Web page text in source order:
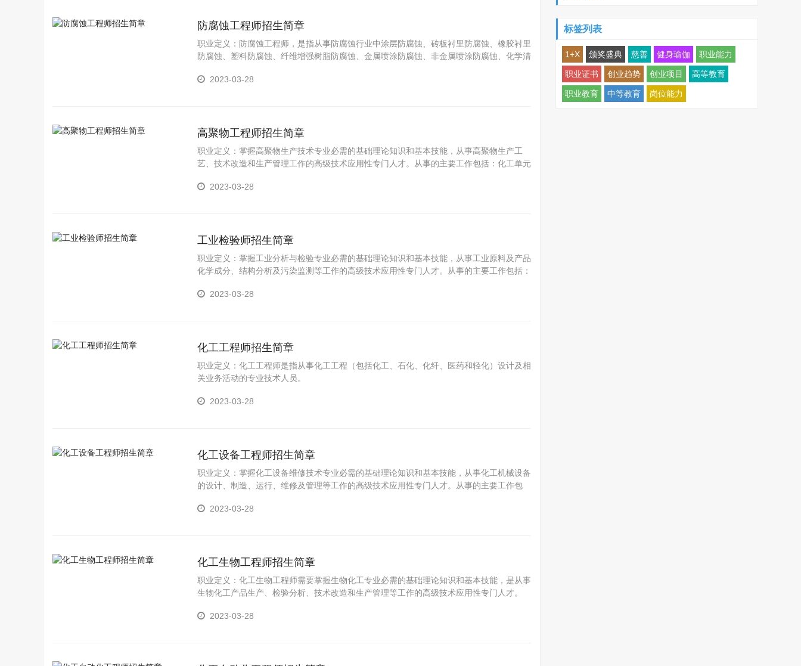
防腐蚀工程师招生简章
职业定义：防腐蚀工程师，是指从事防腐蚀行业中涂层防腐蚀、砖板衬里防腐蚀、橡胶衬里
防腐蚀、塑料防腐蚀、纤维增强树脂防腐蚀、金属喷涂防腐蚀、非金属喷涂防腐蚀、化学清
技术人员。
2023-03-28
高聚物工程师招生简章
职业定义：掌握高聚物生产技术专业必需的基础理论知识和基本技能，从事高聚物生产工
艺、技术改造和生产管理工作的高级技术应用性专门人才。从事的主要工作包括：化工单元
2023-03-28
工业检验师招生简章
职业定义：掌握工业分析与检验专业必需的基础理论知识和基本技能，从事工业原料及产品
化学成分、结构分析及污染监测等工作的高级技术应用性专门人才。从事的主要工作包括：
2023-03-28
化工工程师招生简章
职业定义：化工工程师是指从事化工工程（包括化工、石化、化纤、医药和轻化）设计及相
关业务活动的专业技术人员。
2023-03-28
化工设备工程师招生简章
职业定义：掌握化工设备维修技术专业必需的基础理论知识和基本技能，从事化工机械设备
的设计、制造、运行、维修及管理等工作的高级技术应用性专门人才。从事的主要工作包
2023-03-28
化工生物工程师招生简章
职业定义：化工生物工程师需要掌握生物化工专业必需的基础理论知识和基本技能，是从事
生物化工产品生产、检验分析、技术改造和生产管理等工作的高级技术应用性专门人才。
2023-03-28
标签列表
1+X 颁奖盛典 慈善 健身瑜伽 职业能力
职业证书 创业趋势 创业项目 高等教育
职业教育 中等教育 岗位能力